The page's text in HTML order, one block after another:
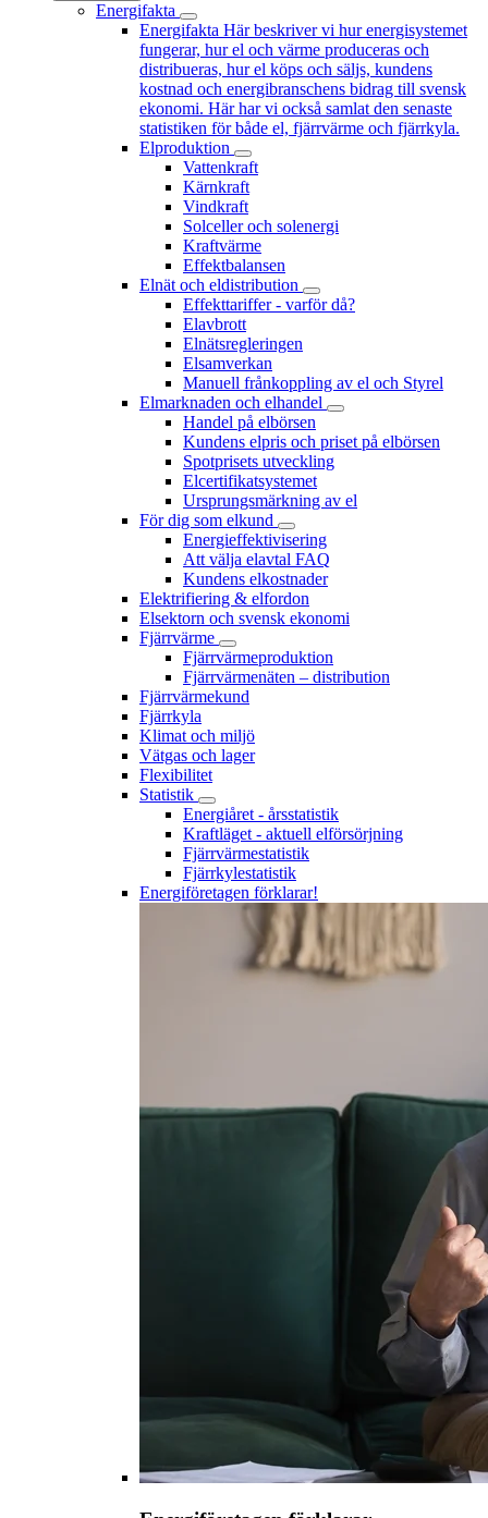
Energifakta
Energifakta Här beskriver vi hur energisystemet
fungerar, hur el och värme produceras och
distribueras, hur el köps och säljs, kundens
kostnad och energibranschens bidrag till svensk
ekonomi. Här har vi också samlat den senaste
statistiken för både el, fjärrvärme och fjärrkyla.
Elproduktion
Vattenkraft
Kärnkraft
Vindkraft
Solceller och solenergi
Kraftvärme
Effektbalansen
Elnät och eldistribution
Effekttariffer - varför då?
Elavbrott
Elnätsregleringen
Elsamverkan
Manuell frånkoppling av el och Styrel
Elmarknaden och elhandel
Handel på elbörsen
Kundens elpris och priset på elbörsen
Spotprisets utveckling
Elcertifikatsystemet
Ursprungsmärkning av el
För dig som elkund
Energieffektivisering
Att välja elavtal FAQ
Kundens elkostnader
Elektrifiering & elfordon
Elsektorn och svensk ekonomi
Fjärrvärme
Fjärrvärmeproduktion
Fjärrvärmenäten – distribution
Fjärrvärmekund
Fjärrkyla
Klimat och miljö
Vätgas och lager
Flexibilitet
Statistik
Energiåret - årsstatistik
Kraftläget - aktuell elförsörjning
Fjärrvärmestatistik
Fjärrkylestatistik
Energiföretagen förklarar!